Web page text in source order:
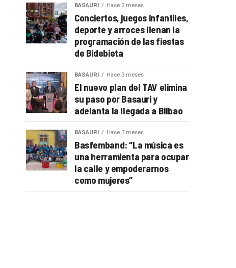
BASAURI Hace 2 meses
Conciertos, juegos infantiles,
deporte y arroces llenan la
programación de las fiestas
de Bidebieta
BASAURI Hace 3 meses
El nuevo plan del TAV elimina
su paso por Basauri y
adelanta la llegada a Bilbao
BASAURI Hace 3 meses
Basfemband: “La música es
una herramienta para ocupar
la calle y empoderarnos
como mujeres”